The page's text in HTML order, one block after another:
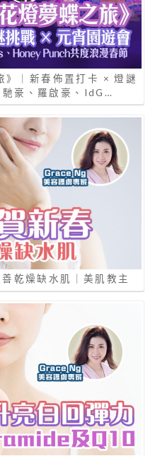
》｜新春佈置打卡 × 燈謎
豪、羅啟豪、IdG…
乾燥缺水肌｜美肌教主